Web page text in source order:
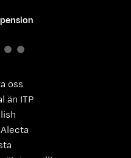
oss
än ITP